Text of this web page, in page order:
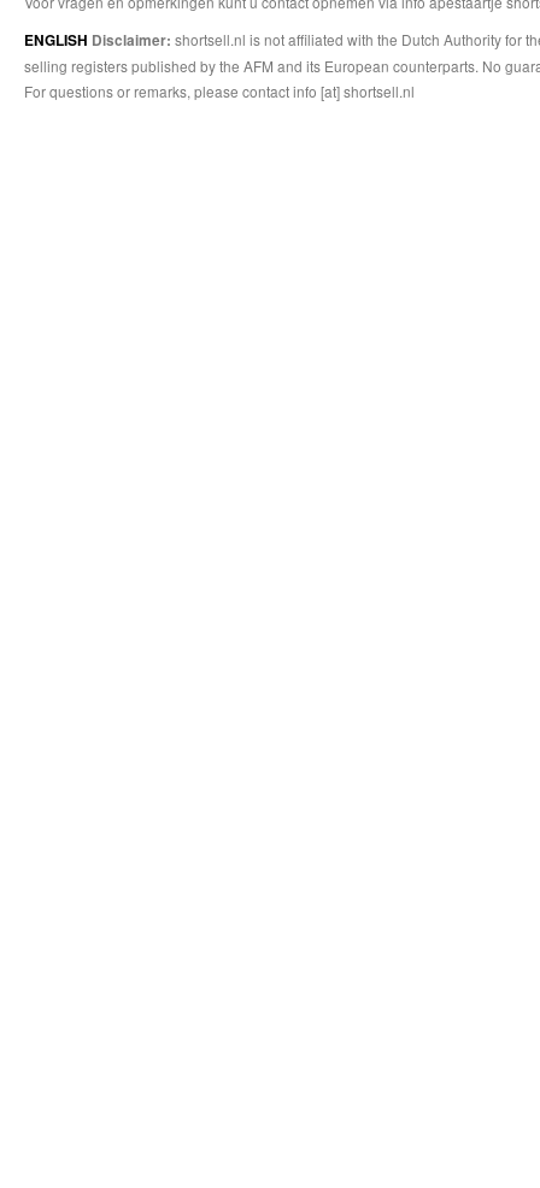
ENGLISH Disclaimer: shortsell.nl is not affiliated with the Dutch Authority for
selling registers published by the AFM and its European counterparts. No
For questions or remarks, please contact info [at] shortsell.nl